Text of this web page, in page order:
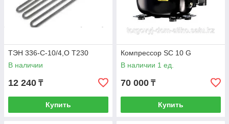
ТЭН 336-С-10/4,О Т230
В наличии
12 240 ₸
Купить
Компрессор SC 10 G
В наличии 1 ед.
70 000 ₸
Купить